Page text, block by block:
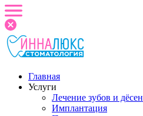
Главная
Услуги
Лечение зубов и дёсен
Имплантация